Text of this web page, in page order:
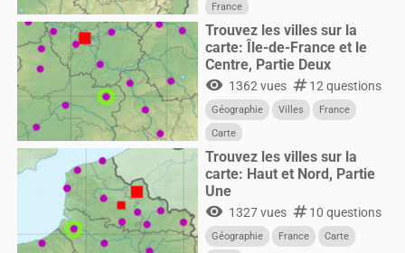
France
Trouvez les villes sur la
carte: Île-de-France et le
Centre, Partie Deux
visibility 1362 vues numbers12 questions
Géographie Villes
France
Carte
Trouvez les villes sur la
carte: Haut et Nord, Partie
Une
visibility 1327 vues numbers10 questions
Géographie France
Carte